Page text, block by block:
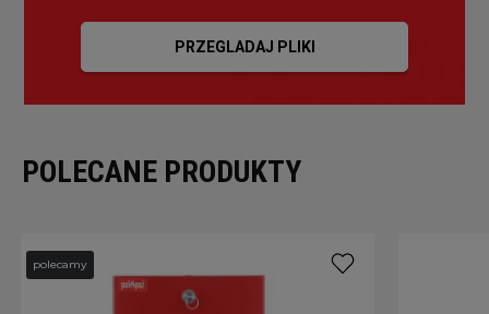
PRZEGLADAJ PLIKI
POLECANE PRODUKTY
polecamy